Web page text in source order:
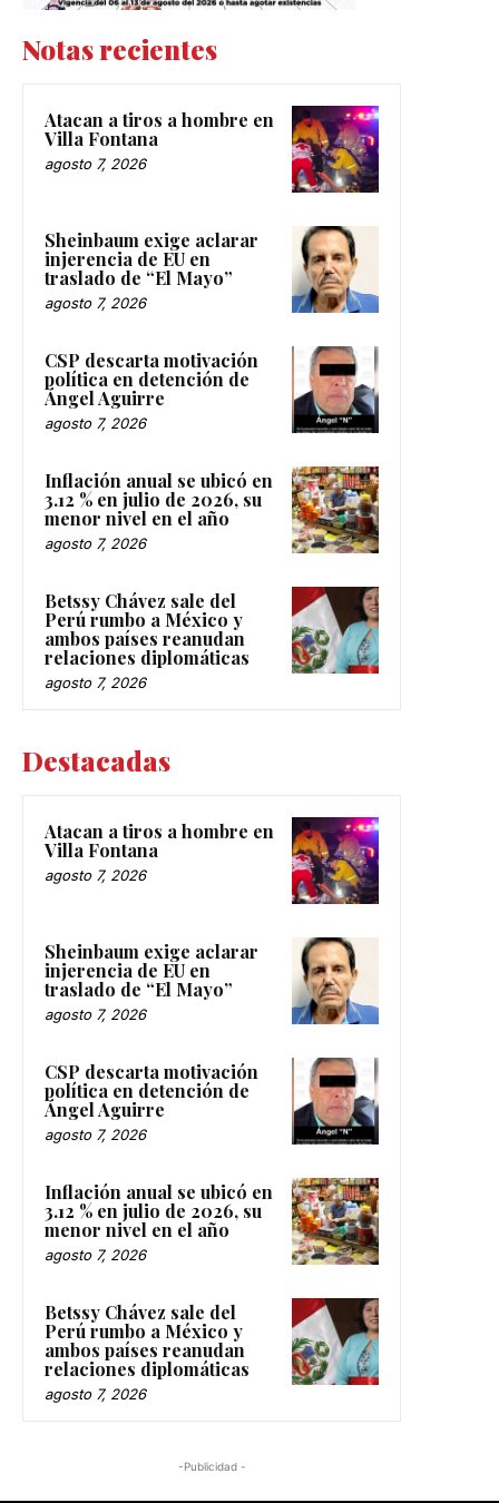
Notas recientes
Atacan a tiros a hombre en
Villa Fontana
agosto 7, 2026
Sheinbaum exige aclarar
injerencia de EU en
traslado de “El Mayo”
agosto 7, 2026
CSP descarta motivación
política en detención de
Ángel Aguirre
agosto 7, 2026
Inflación anual se ubicó en
3.12 % en julio de 2026, su
menor nivel en el año
agosto 7, 2026
Betssy Chávez sale del
Perú rumbo a México y
ambos países reanudan
relaciones diplomáticas
agosto 7, 2026
Destacadas
Atacan a tiros a hombre en
Villa Fontana
agosto 7, 2026
Sheinbaum exige aclarar
injerencia de EU en
traslado de “El Mayo”
agosto 7, 2026
CSP descarta motivación
política en detención de
Ángel Aguirre
agosto 7, 2026
Inflación anual se ubicó en
3.12 % en julio de 2026, su
menor nivel en el año
agosto 7, 2026
Betssy Chávez sale del
Perú rumbo a México y
ambos países reanudan
relaciones diplomáticas
agosto 7, 2026
-Publicidad -